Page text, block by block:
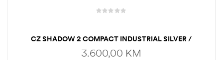
CZ SHADOW 2 COMPACT INDUSTRIAL SILVER /
KALIBAR: 9×19 MM
3.600,00 KM